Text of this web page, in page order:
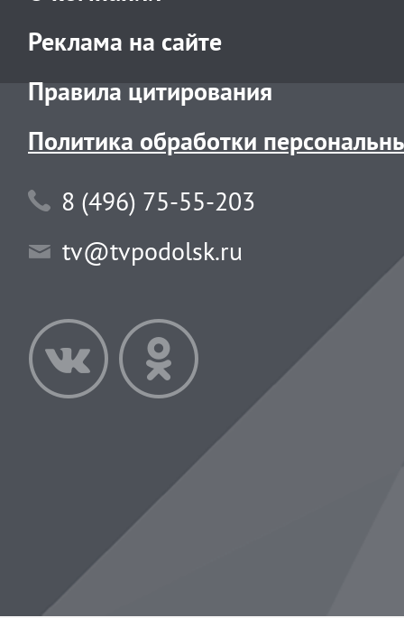
Реклама на сайте
Правила цитирования
Политика обработки
8 (496) 75-55-203
tv@tvpodolsk.ru